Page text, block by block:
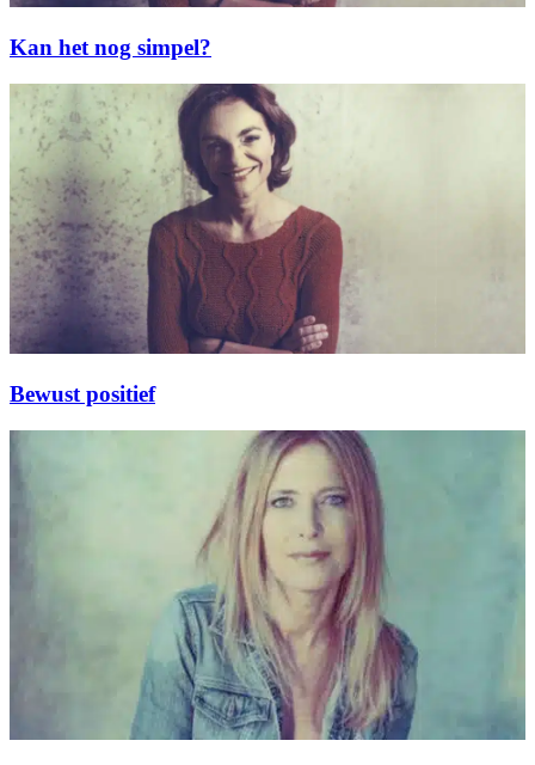
Kan het nog simpel?
Bewust positief